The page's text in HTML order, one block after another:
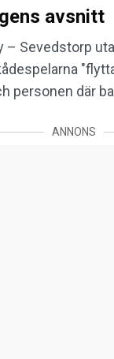
avsnitt
– Sevedstorp
personen där
ANNONS